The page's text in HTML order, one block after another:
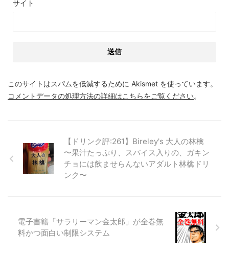
サイト
このサイトはスパムを低減するために Akismet を使っています。
コメントデータの処理方法の詳細はこちらをご覧ください。
【ドリンク評:261】Bireley's 大人の林檎
〜果汁たっぷり、スパイス入りの、ガキン
チョには飲ませらんないアダルト林檎ドリ
ンク〜
電子書籍「サラリーマン金太郎」が全巻無
料かつ面白い制限システム